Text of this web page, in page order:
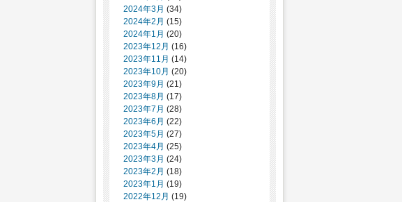
2024年3月 (34)
2024年2月 (15)
2024年1月 (20)
2023年12月 (16)
2023年11月 (14)
2023年10月 (20)
2023年9月 (21)
2023年8月 (17)
2023年7月 (28)
2023年6月 (22)
2023年5月 (27)
2023年4月 (25)
2023年3月 (24)
2023年2月 (18)
2023年1月 (19)
2022年12月 (19)